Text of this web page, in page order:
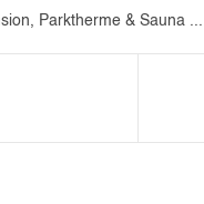
Parktherme & Sauna ...